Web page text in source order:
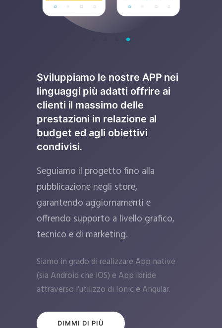
Sviluppiamo le nostre APP nei
linguaggi più adatti offrire ai
clienti il massimo delle
prestazioni in relazione al
budget ed agli obiettivi
condivisi.
Seguiamo il progetto fino alla
pubblicazione negli store,
garantendo aggiornamenti e
offrendo supporto a livello grafico,
tecnico e di marketing.
Siamo in grado di realizzare App native
(sia Android che iOS) e App ibride
attraverso l’utilizzo di Ionic e Angular.
DIMMI DI PIÙ